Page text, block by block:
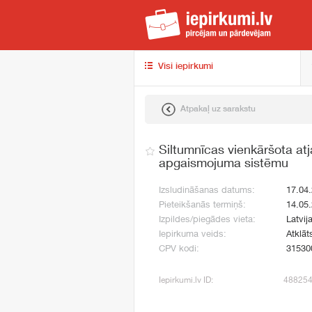
Visi iepirkumi
Atpakaļ uz sarakstu
Siltumnīcas vienkāršota
apgaismojuma sistēmu
Izsludināšanas datums:
Pieteikšanās termiņš:
Izpildes/piegādes vieta:
Iepirkuma veids:
CPV kodi:
Iepirkumi.lv ID: